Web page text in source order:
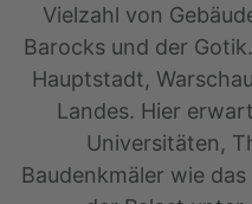
Vielzahl von
Barocks und der
Hauptstadt,
Landes. Hier
Universitäten,
Baudenkmäler wie